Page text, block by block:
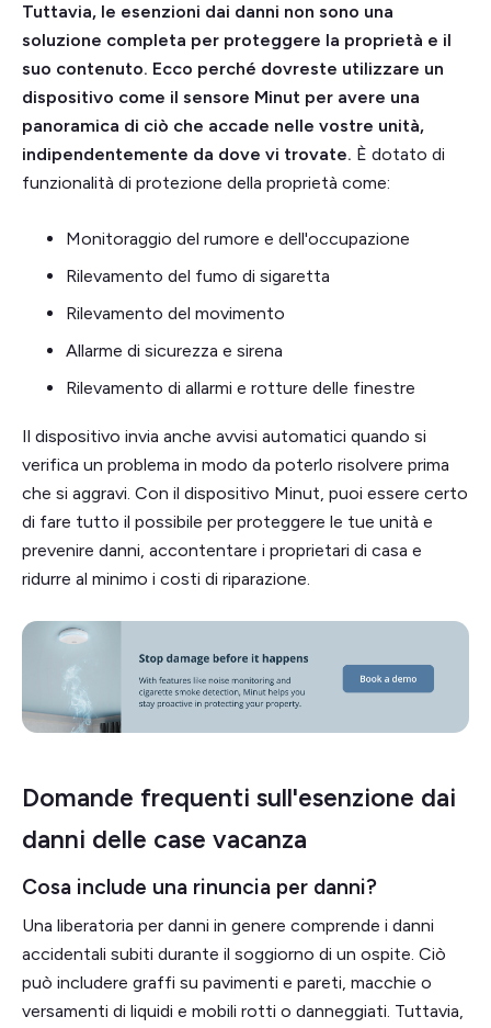
Tuttavia, le esenzioni dai danni non sono una
soluzione completa per proteggere la proprietà e il
suo contenuto. Ecco perché dovreste utilizzare un
dispositivo come il sensore Minut per avere una
panoramica di ciò che accade nelle vostre unità,
indipendentemente da dove vi trovate. È dotato di
funzionalità di protezione della proprietà come:
Monitoraggio del rumore e dell'occupazione
Rilevamento del fumo di sigaretta
Rilevamento del movimento
Allarme di sicurezza e sirena
Rilevamento di allarmi e rotture delle finestre
Il dispositivo invia anche avvisi automatici quando si
verifica un problema in modo da poterlo risolvere prima
che si aggravi. Con il dispositivo Minut, puoi essere certo
di fare tutto il possibile per proteggere le tue unità e
prevenire danni, accontentare i proprietari di casa e
ridurre al minimo i costi di riparazione.
Domande frequenti sull'esenzione dai
danni delle case vacanza
Cosa include una rinuncia per danni?
Una liberatoria per danni in genere comprende i danni
accidentali subiti durante il soggiorno di un ospite. Ciò
può includere graffi su pavimenti e pareti, macchie o
versamenti di liquidi e mobili rotti o danneggiati. Tuttavia,